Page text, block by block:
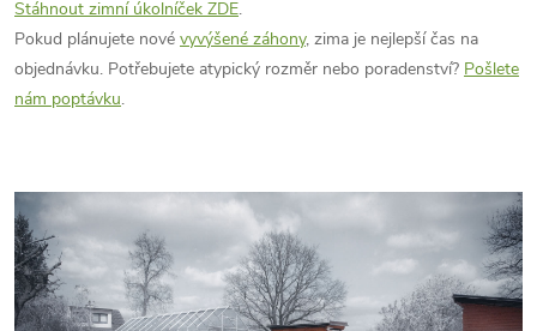
Stáhnout zimní úkolníček ZDE.
Pokud plánujete nové vyvýšené záhony, zima je nejlepší čas na
objednávku. Potřebujete atypický rozměr nebo poradenství? Pošlete
nám poptávku.